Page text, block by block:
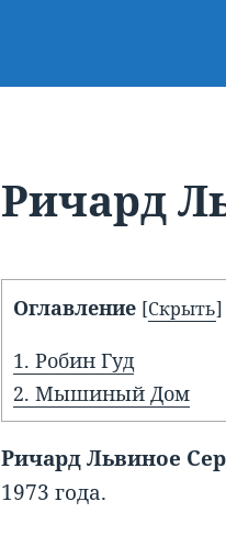
Ричард
Оглавление [Скрыть]
1. Робин Гуд
2. Мышиный Дом
Ричард Львиное
1973 года.